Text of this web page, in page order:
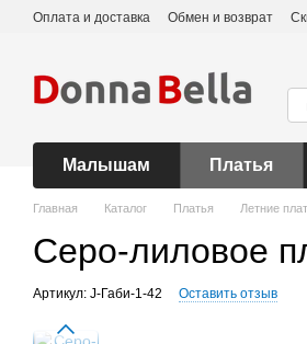
Перейти к основному контенту
Оплата и доставка Обмен и возврат
Малышам Платья
Главная Каталог Платья Летние
Серо-лиловое
Артикул: J-Габи-1-42 Оставить отзыв